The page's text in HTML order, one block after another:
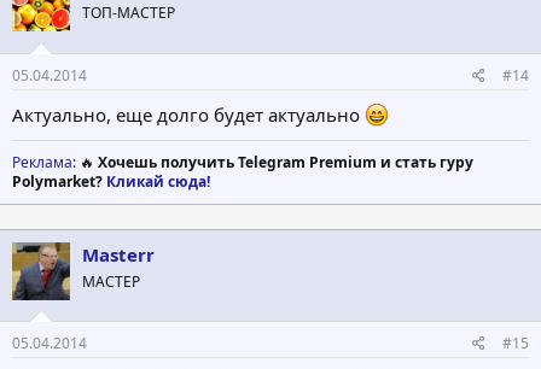
ТОП-МАСТЕР
05.04.2014 #14
Актуально, еще долго будет актуально
Реклама: 🔥 Хочешь получить Telegram Premium и стать гуру
Polymarket? Кликай сюда!
Masterr
МАСТЕР
05.04.2014 #15